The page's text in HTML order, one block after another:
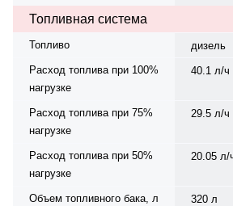
Топливная система
Топливо
дизель
Расход топлива при 100%
нагрузке
40.1 л/ч
Расход топлива при 75%
нагрузке
29.5 л/ч
Расход топлива при 50%
нагрузке
20.05 л/
Объем топливного бака, л 320 л